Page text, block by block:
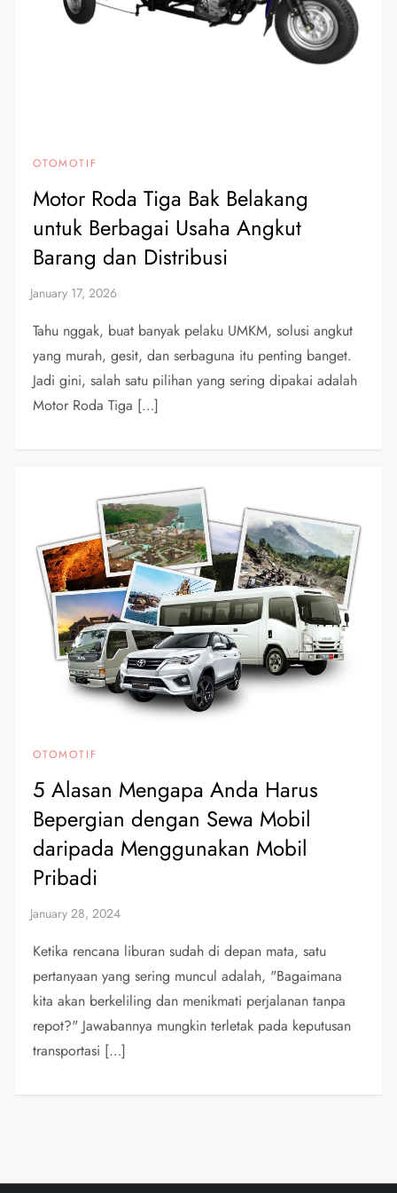
OTOMOTIF
Motor Roda Tiga Bak Belakang
untuk Berbagai Usaha Angkut
Barang dan Distribusi
Tahu nggak, buat banyak pelaku UMKM, solusi angkut
yang murah, gesit, dan serbaguna itu penting banget.
Jadi gini, salah satu pilihan yang sering dipakai adalah
Motor Roda Tiga […]
OTOMOTIF
5 Alasan Mengapa Anda Harus
Bepergian dengan Sewa Mobil
daripada Menggunakan Mobil
Pribadi
Ketika rencana liburan sudah di depan mata, satu
pertanyaan yang sering muncul adalah, "Bagaimana
kita akan berkeliling dan menikmati perjalanan tanpa
repot?" Jawabannya mungkin terletak pada keputusan
transportasi […]